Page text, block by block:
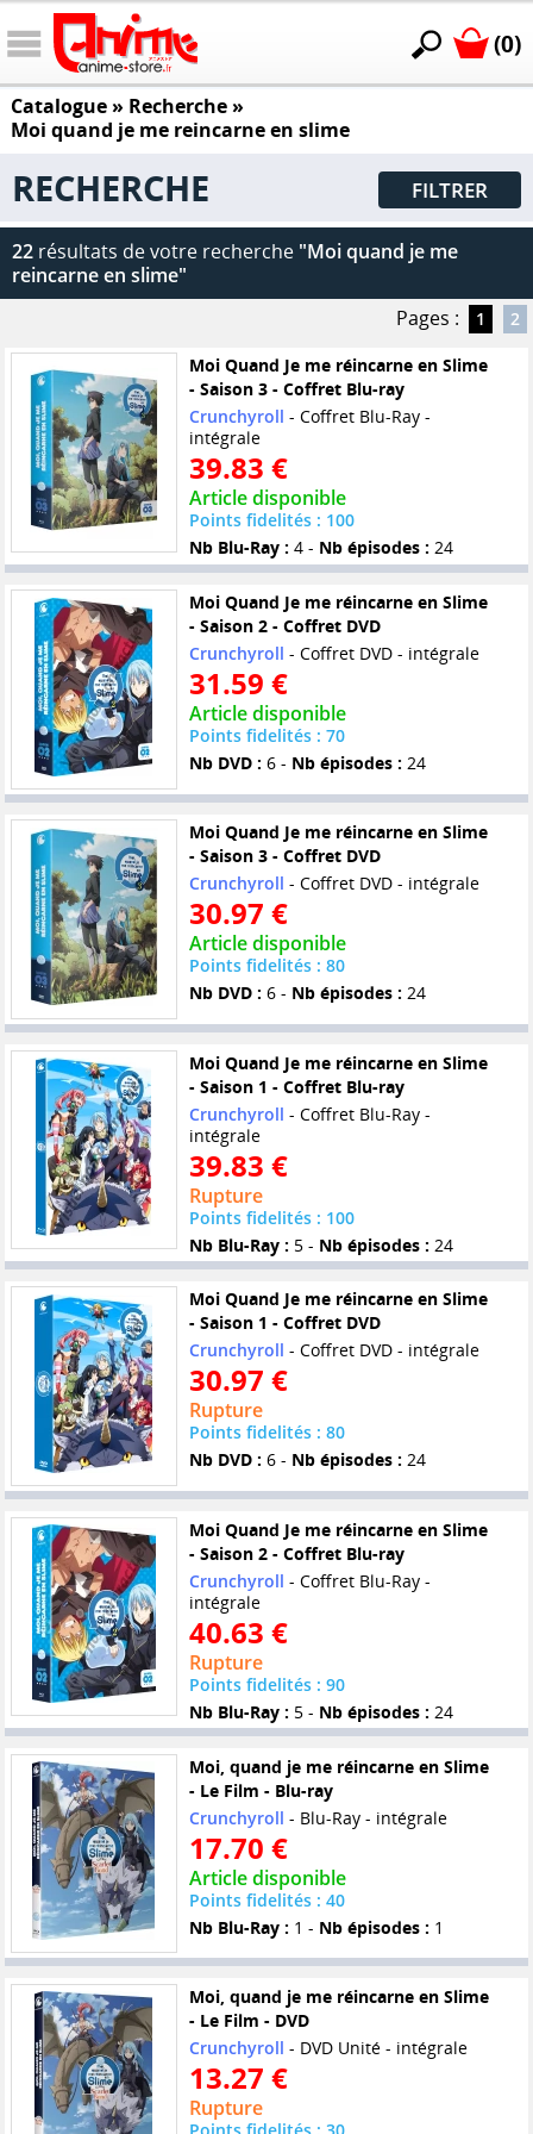
(0)
Catalogue» Recherche »
Moi quand je me reincarne en slime
RECHERCHE FILTRER
22 résultats de votre recherche "Moi quand je me
reincarne en slime"
Pages :
1 2
Moi Quand Je me réincarne en Slime
- Saison 3 - Coffret Blu-ray
Crunchyroll - Coffret Blu-Ray -
intégrale
39.83 €
Article disponible
Points fidelités : 100
Nb Blu-Ray : 4 - Nb épisodes : 24
Moi Quand Je me réincarne en Slime
- Saison 2 - Coffret DVD
Crunchyroll - Coffret DVD - intégrale
31.59 €
Article disponible
Points fidelités : 70
Nb DVD : 6 - Nb épisodes : 24
Moi Quand Je me réincarne en Slime
- Saison 3 - Coffret DVD
Crunchyroll - Coffret DVD - intégrale
30.97 €
Article disponible
Points fidelités : 80
Nb DVD : 6 - Nb épisodes : 24
Moi Quand Je me réincarne en Slime
- Saison 1 - Coffret Blu-ray
Crunchyroll - Coffret Blu-Ray -
intégrale
39.83 €
Rupture
Points fidelités : 100
Nb Blu-Ray : 5 - Nb épisodes : 24
Moi Quand Je me réincarne en Slime
- Saison 1 - Coffret DVD
Crunchyroll - Coffret DVD - intégrale
30.97 €
Rupture
Points fidelités : 80
Nb DVD : 6 - Nb épisodes : 24
Moi Quand Je me réincarne en Slime
- Saison 2 - Coffret Blu-ray
Crunchyroll - Coffret Blu-Ray -
intégrale
40.63 €
Rupture
Points fidelités : 90
Nb Blu-Ray : 5 - Nb épisodes : 24
Moi, quand je me réincarne en Slime
- Le Film - Blu-ray
Crunchyroll - Blu-Ray - intégrale
17.70 €
Article disponible
Points fidelités : 40
Nb Blu-Ray : 1 - Nb épisodes : 1
Moi, quand je me réincarne en Slime
- Le Film - DVD
Crunchyroll - DVD Unité - intégrale
13.27 €
Rupture
Points fidelités : 30